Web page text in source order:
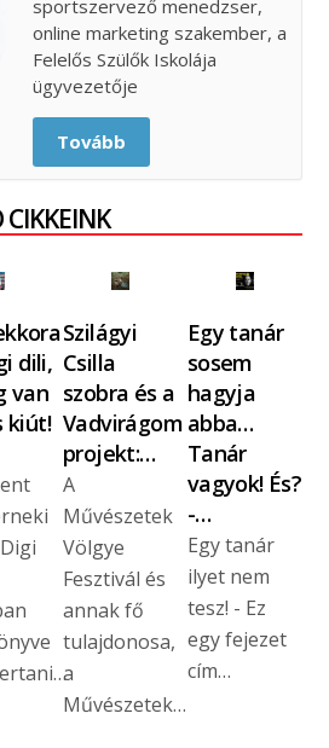
sportszervező menedzser,
online marketing szakember, a
Felelős Szülők Iskolája
ügyvezetője
Tovább
CIKKEINK
dili,
van
kiút!
Szilágyi
Csilla
szobra és a
Vadvirágom
projekt:…
A
Művészetek
Völgye
Fesztivál és
annak fő
tulajdonosa,
a
Művészetek…
Egy tanár
sosem
hagyja
abba…
Tanár
vagyok! És?
-…
Egy tanár
ilyet nem
tesz! - Ez
egy fejezet
cím…